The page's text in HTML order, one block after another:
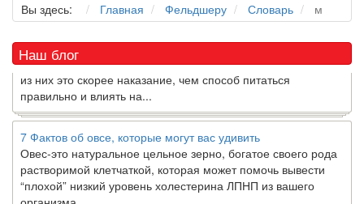
Вы здесь: Главная Фельдшеру Словарь м
Наш блог
5 причин обратить внимание на средиземноморскую диету
Какдиетолог, я вижу, что многие причудливые диеты
приходят в нашу
из них это скорее наказание, чем способ питаться
правильно и влиять на...
7 Фактов об овсе, которые могут вас удивить
Овес-это натуральное цельное зерно, богатое своего рода
растворимой клетчаткой, которая может помочь вывести
“плохой” низкий уровень холестерина ЛПНП из вашего
организма....